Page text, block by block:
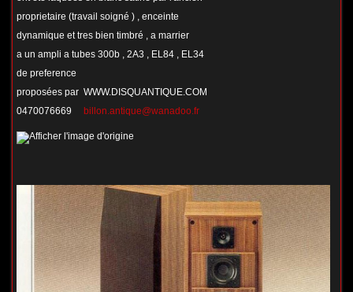
proprietaire (travail soigné ) , enceinte
dynamique et tres bien timbré , a marrier
a un ampli a tubes 300b , 2A3 , EL84 , EL34
de preference
proposées par WWW.DISQUANTIQUE.COM
0470076669 billon.antique@wanadoo.fr